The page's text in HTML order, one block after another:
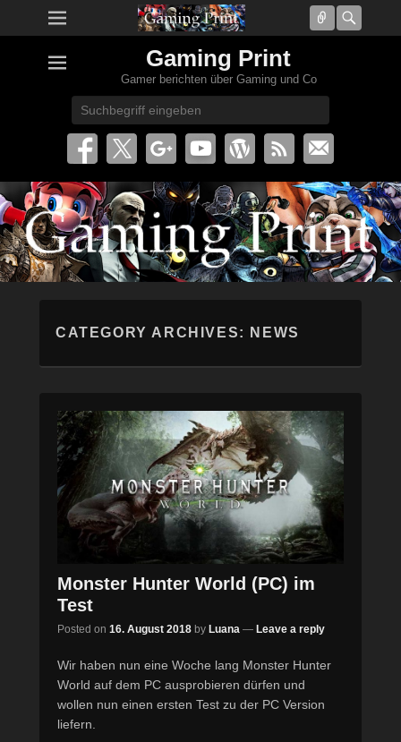
Connect
Gaming Print
Gamer berichten über Gaming und Co
CATEGORY ARCHIVES: NEWS
Monster Hunter World (PC) im
Test
Posted on 16. August 2018 by Luana — Leave a reply
Wir haben nun eine Woche lang Monster Hunter
World auf dem PC ausprobieren dürfen und
wollen nun einen ersten Test zu der PC Version
liefern.